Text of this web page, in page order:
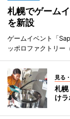
札幌でゲーム
を新設
ゲームイベント「
ッポロファクトリー
見る
札
け